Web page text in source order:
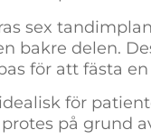
sex
bakre delen.
för att fästa
för
på grund